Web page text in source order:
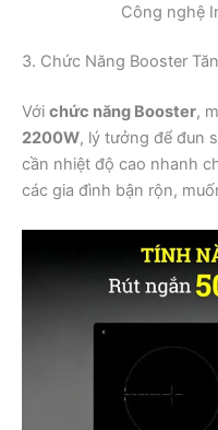
Công nghệ
3. Chức Năng Booster
Với chức năng Booster,
2200W, lý tưởng để đun
cần nhiệt độ cao nhanh
các gia đình bận rộn,